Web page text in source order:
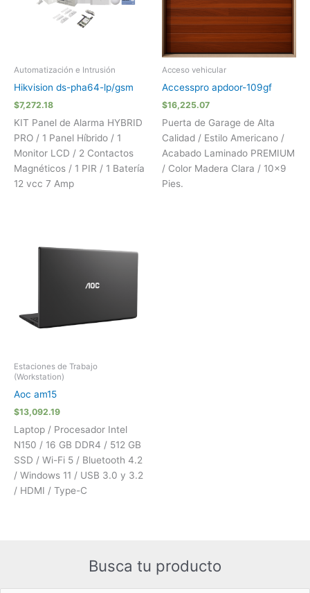
Automatización e Intrusión
Hikvision ds-pha64-lp/gsm
$7,272.18
KIT Panel de Alarma HYBRID
PRO / 1 Panel Híbrido / 1
Monitor LCD / 2 Contactos
Magnéticos / 1 PIR / 1 Batería
12 vcc 7 Amp
Acceso vehicular
Accesspro apdoor-109gf
$16,225.07
Puerta de Garage de Alta
Calidad / Estilo Americano /
Acabado Laminado PREMIUM
/ Color Madera Clara / 10×9
Pies.
Estaciones de Trabajo
(Workstation)
Aoc am15
$13,092.19
Laptop / Procesador Intel
N150 / 16 GB DDR4 / 512 GB
SSD / Wi-Fi 5 / Bluetooth 4.2
/ Windows 11 / USB 3.0 y 3.2
/ HDMI / Type-C
Busca tu producto